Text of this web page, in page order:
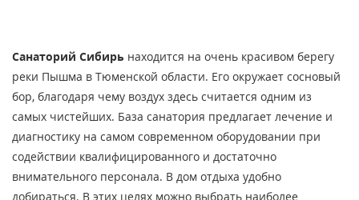
Санаторий Сибирь находится на очень красивом берегу
реки Пышма в Тюменской области. Его окружает сосновый
бор, благодаря чему воздух здесь считается одним из
самых чистейших. База санатория предлагает лечение и
диагностику на самом современном оборудовании при
содействии квалифицированного и достаточно
внимательного персонала. В дом отдыха удобно
добираться. В этих целях можно выбрать наиболее